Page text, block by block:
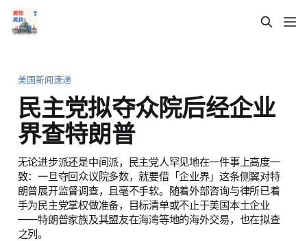
美国新闻速递
民主党拟夺众院后经企业
界查特朗普
无论进步派还是中间派，民主党人罕见地在一件事上高度一
致：一旦夺回众议院多数，就要借「企业界」这条侧翼对特
朗普展开监督调查，且毫不手软。随着外部咨询与律所已着
手为民主党掌权做准备，目标清单或不止于美国本土企业
——特朗普家族及其盟友在海湾等地的海外交易，也在拟查
之列。